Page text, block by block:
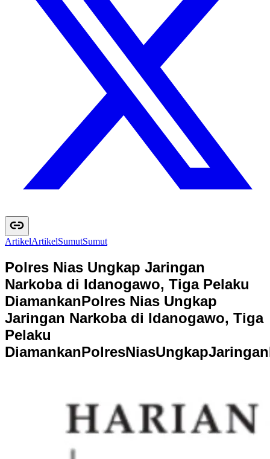
ArtikelArtikelSumutSumut
Polres Nias Ungkap Jaringan
Narkoba di Idanogawo, Tiga Pelaku
DiamankanPolres Nias Ungkap
Jaringan Narkoba di Idanogawo, Tiga
Pelaku
DiamankanPolresNiasUngkapJaringan